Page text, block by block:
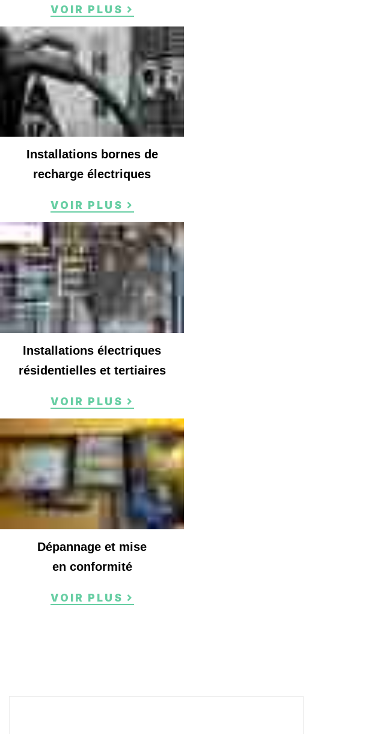
VOIR PLUS
Installations bornes de
recharge électriques
VOIR PLUS
Installations électriques
résidentielles et tertiaires
VOIR PLUS
Dépannage et mise
en conformité
VOIR PLUS